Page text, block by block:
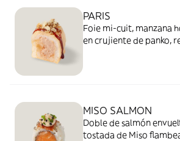
PARIS
Foie mi-cuit, manzana
en crujiente de panko,
MISO SALMON
Doble de salmón
tostada de Miso